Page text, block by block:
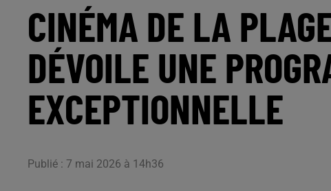
CINÉMA DE LA
DÉVOILE UNE
EXCEPTIONNELLE
Publié : 7 mai 2026 à 14h36